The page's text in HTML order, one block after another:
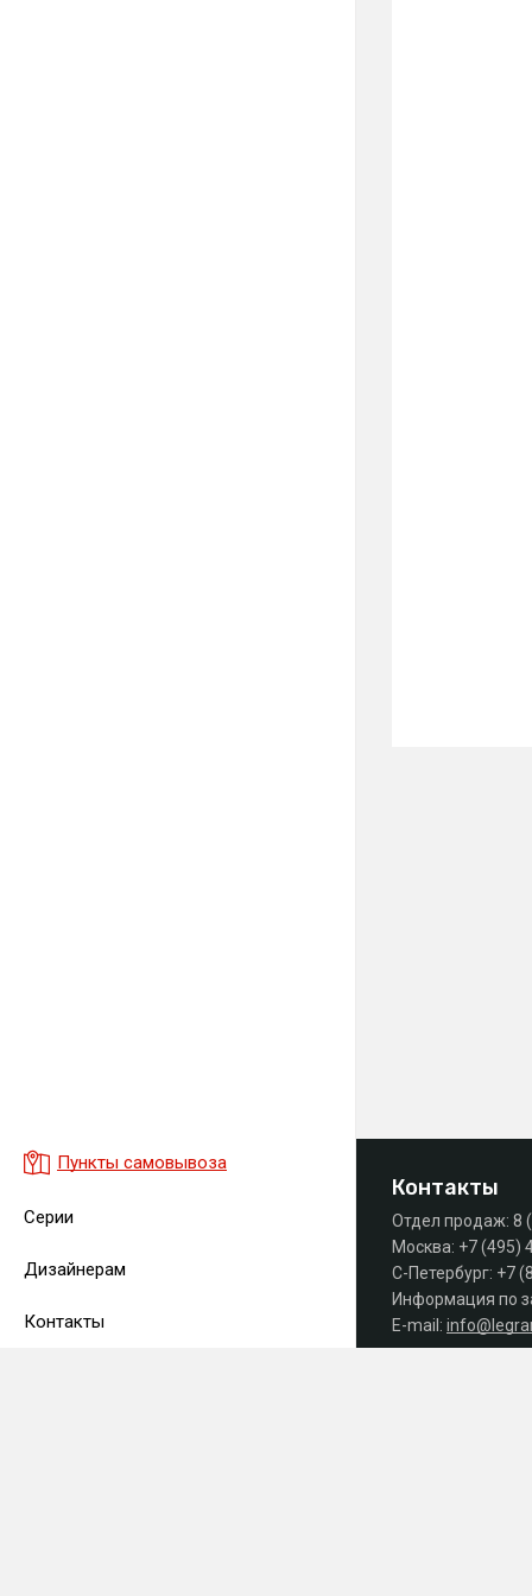
Пункты самовывоза
Серии
Дизайнерам
Контакты
Контакты
Отдел продаж: 8
Москва: +7 (495)
С-Петербург: +7
Информация по
E-mail: